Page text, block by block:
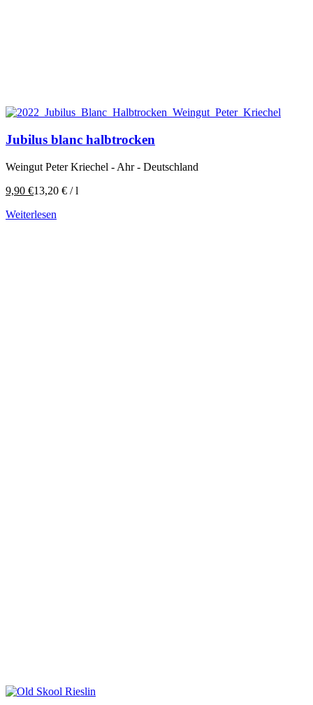
Jubilus blanc halbtrocken
Weingut Peter Kriechel - Ahr - Deutschland
9,90 €13,20 € /l
Weiterlesen